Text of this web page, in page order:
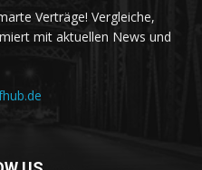
Verträge! Vergleiche,
mit aktuellen News und